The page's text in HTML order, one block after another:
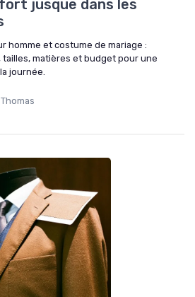
jusque dans les
homme et costume de mariage :
matières et budget pour une
journée.